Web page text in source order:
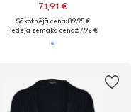
71,91 €
Sākotnējā cena: 89,95 €
Pēdējā zemākā cena:67,92 €